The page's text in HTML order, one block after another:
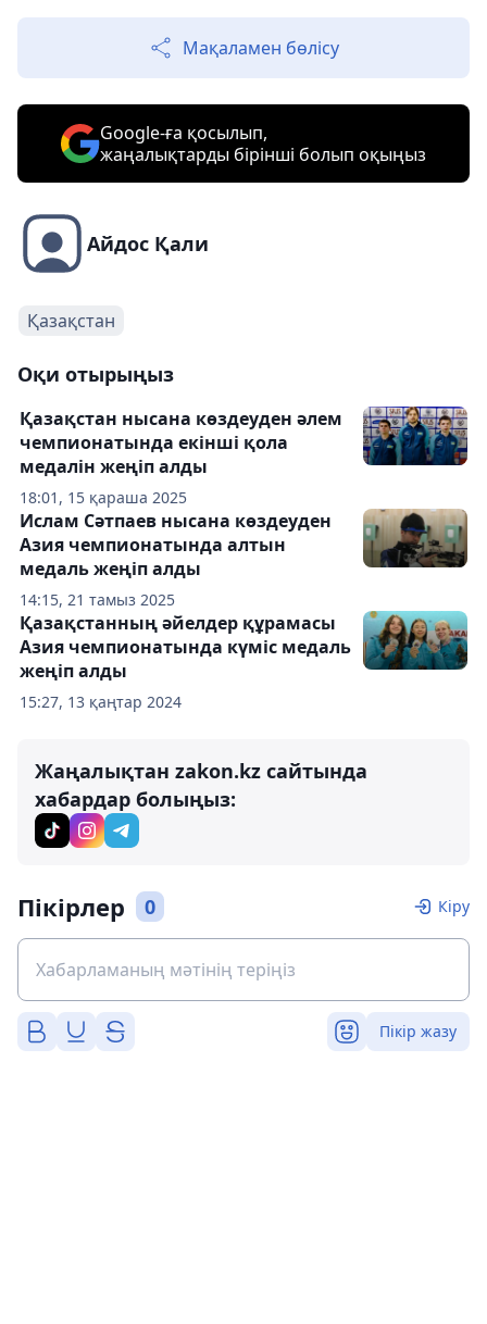
Мақаламен бөлісу
Google-ға қосылып,
жаңалықтарды бірінші болып оқыңыз
Айдос Қали
Қазақстан
Оқи отырыңыз
18:01, 15 қараша 2025
Қазақстан нысана көздеуден әлем
чемпионатында екінші қола
медалін жеңіп алды
14:15, 21 тамыз 2025
Ислам Сәтпаев нысана көздеуден
Азия чемпионатында алтын
медаль жеңіп алды
15:27, 13 қаңтар 2024
Қазақстанның əйелдер құрамасы
Азия чемпионатында күміс медаль
жеңіп алды
Жаңалықтан zakon.kz сайтында
хабардар болыңыз:
Пікірлер 0 Кіру
Пікір жазу